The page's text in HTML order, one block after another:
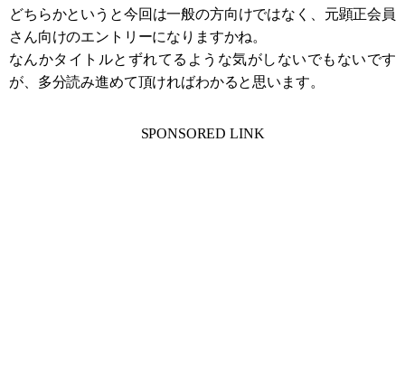
どちらかというと今回は一般の方向けではなく、元顕正会員
さん向けのエントリーになりますかね。
なんかタイトルとずれてるような気がしないでもないです
が、多分読み進めて頂ければわかると思います。
SPONSORED LINK